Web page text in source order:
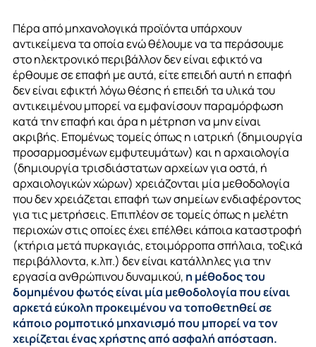
Πέρα από μηχανολογικά προϊόντα υπάρχουν
αντικείμενα τα οποία ενώ θέλουμε να τα περάσουμε
στο ηλεκτρονικό περιβάλλον δεν είναι εφικτό να
έρθουμε σε επαφή με αυτά, είτε επειδή αυτή η επαφή
δεν είναι εφικτή λόγω θέσης ή επειδή τα υλικά του
αντικειμένου μπορεί να εμφανίσουν παραμόρφωση
κατά την επαφή και άρα η μέτρηση να μην είναι
ακριβής. Επομένως τομείς όπως η ιατρική (δημιουργία
προσαρμοσμένων εμφυτευμάτων) και η αρχαιολογία
(δημιουργία τρισδιάστατων αρχείων για οστά, ή
αρχαιολογικών χώρων) χρειάζονται μία μεθοδολογία
που δεν χρειάζεται επαφή των σημείων ενδιαφέροντος
για τις μετρήσεις. Επιπλέον σε τομείς όπως η μελέτη
περιοχών στις οποίες έχει επέλθει κάποια καταστροφή
(κτήρια μετά πυρκαγιάς, ετοιμόρροπα σπήλαια, τοξικά
περιβάλλοντα, κ.λπ.) δεν είναι κατάλληλες για την
εργασία ανθρώπινου δυναμικού, η μέθοδος του
δομημένου φωτός είναι μία μεθοδολογία που είναι
αρκετά εύκολη προκειμένου να τοποθετηθεί σε
κάποιο ρομποτικό μηχανισμό που μπορεί να τον
χειρίζεται ένας χρήστης από ασφαλή απόσταση.